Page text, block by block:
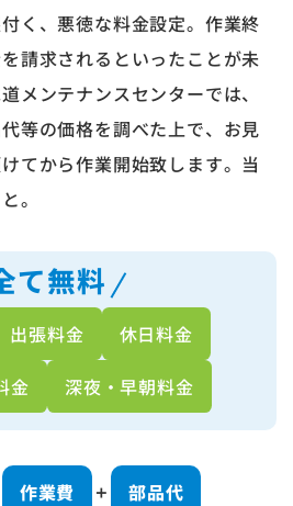
く、悪徳な料金設定。作業終
請求されるといったことが未
メンテナンスセンターでは、
等の価格を調べた上で、お見
てから作業開始致します。当
。
出張料金
休日料金
金
深夜・早朝料金
て無料
作業費 ＋ 部品代